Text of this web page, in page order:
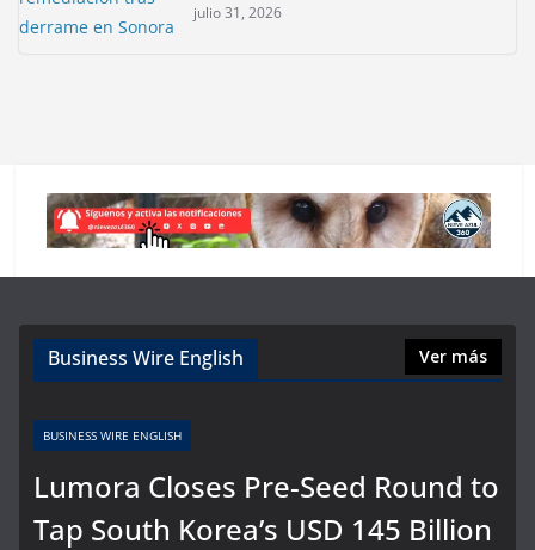
julio 31, 2026
Business Wire English Ver más
BUSINESS WIRE ENGLISH
Lumora Closes Pre-Seed Round to
Tap South Korea’s USD 145 Billion